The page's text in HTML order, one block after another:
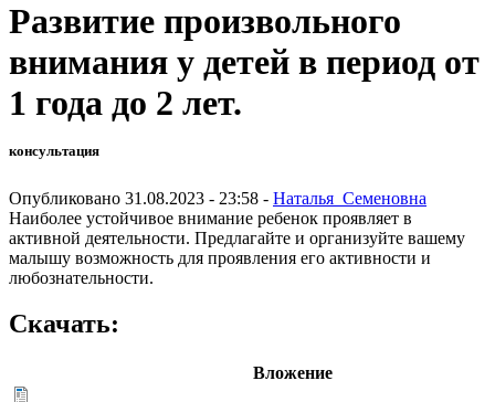
Развитие произвольного
внимания у детей в период от
1 года до 2 лет.
консультация
Опубликовано 31.08.2023 - 23:58 - Наталья_Семеновна
Наиболее устойчивое внимание ребенок проявляет в
активной деятельности. Предлагайте и организуйте вашему
малышу возможность для проявления его активности и
любознательности.
Скачать:
Вложение